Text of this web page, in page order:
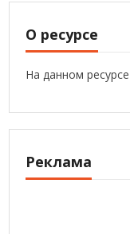
О ресурсе
На данном
Реклама